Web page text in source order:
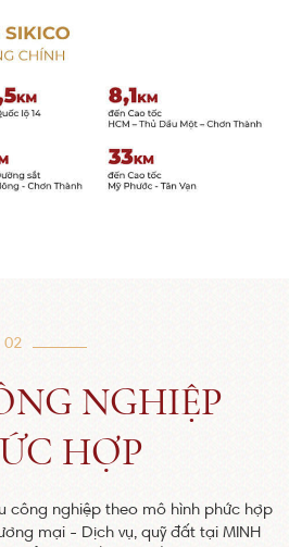
02
NGHIỆP
HỢP
công nghiệp theo mô hình phức hợp
mại - Dịch vụ, quỹ đất tại MINH